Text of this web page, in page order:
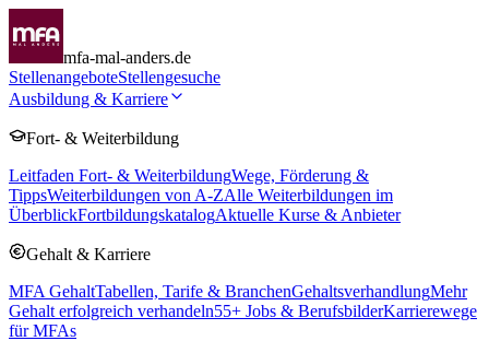
mfa-mal-anders.de
StellenangeboteStellengesuche
Ausbildung & Karriere
Fort- & Weiterbildung
Leitfaden Fort- & WeiterbildungWege, Förderung &
TippsWeiterbildungen von A-ZAlle Weiterbildungen im
ÜberblickFortbildungskatalogAktuelle Kurse & Anbieter
Gehalt & Karriere
MFA GehaltTabellen, Tarife & BranchenGehaltsverhandlungMehr
Gehalt erfolgreich verhandeln55+ Jobs & BerufsbilderKarrierewege
für MFAs